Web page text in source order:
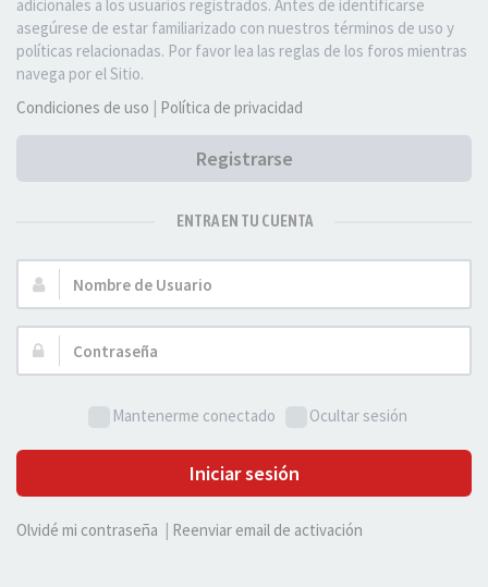
adicionales a los usuarios registrados. Antes de identificarse
asegúrese de estar familiarizado con nuestros términos de uso y
políticas relacionadas. Por favor lea las reglas de los foros mientras
navega por el Sitio.
Condiciones de uso | Política de privacidad
Registrarse
ENTRA EN TU CUENTA
Nombre
de
Usuario:
Contraseña:
Mantenerme conectado Ocultar sesión
Iniciar sesión
Olvidé mi contraseña Reenviar email de activación